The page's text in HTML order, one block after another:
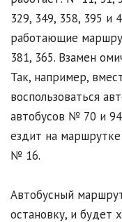
329, 349, 358, 395 и
работающие
381, 365. Взамен
Так, например,
воспользоваться
автобусов № 70 и
ездит на
№ 16.
Автобусный
остановку, и будет